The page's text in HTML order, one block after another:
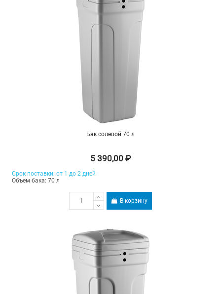
Бак солевой 70 л
5 390,00 ₽
Срок поставки: от 1 до 2 дней
Объем бака: 70 л
В корзину